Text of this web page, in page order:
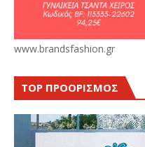
www.brandsfashion.gr
TOP ΠΡΟΟΡΙΣΜΟΣ